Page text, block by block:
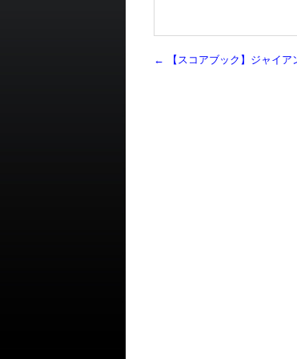
←
【スコアブック】ジャイ